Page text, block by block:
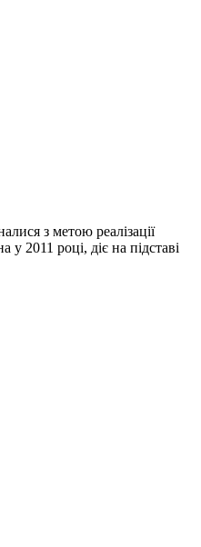
з метою реалізації
у 2011 році, діє на підставі